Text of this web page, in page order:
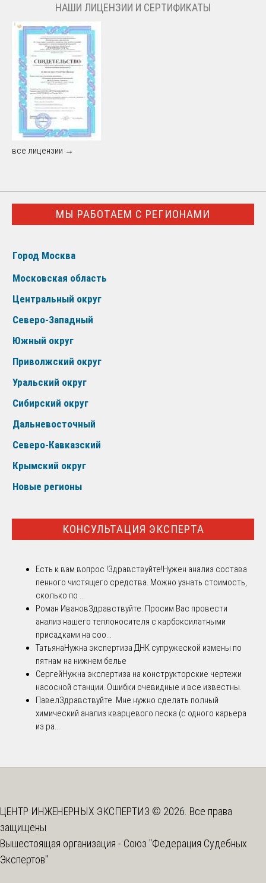
НАШИ ЛИЦЕНЗИИ И СЕРТИФИКАТЫ
все лицензии →
МЫ РАБОТАЕМ С РЕГИОНАМИ
Город Москва
Московская область
Центральный округ
Северо-Западный
Южный округ
Приволжский округ
Уральский округ
Сибирский округ
Дальневосточный
Северо-Кавказский
Крымский округ
Новые регионы
КОНСУЛЬТАЦИЯ ЭКСПЕРТА
Есть к вам вопрос !Здравствуйте!Нужен анализ состава
пенного чистящего средства. Можно узнать стоимость,
сколько по ...
Роман ИвановЗдравствуйте. Просим Вас провести
анализ нашего теплоносителя с карбоксилатными
присадками на соо...
ТатьянаНужна экспертиза ДНК супружеской измены по
пятнам на нижнем белье
СергейНужна экспертиза на конструкторские чертежи
насосной станции. Ошибки очевидные и все известны.
ПавелЗдравствуйте. Мне нужно сделать полный
химический анализ кварцевого песка (с одного карьера
из ра...
ЦЕНТР ИНЖЕНЕРНЫХ ЭКСПЕРТИЗ © 2026. Все права
защищены
Вышестоящая организация - Союз "Федерация Судебных
Экспертов"